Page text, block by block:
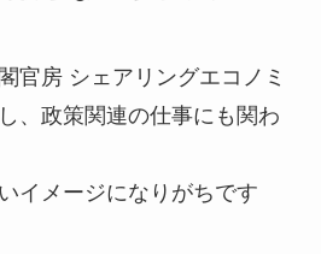
官房 シェアリングエコノミ
、政策関連の仕事にも関わ
イメージになりがちです